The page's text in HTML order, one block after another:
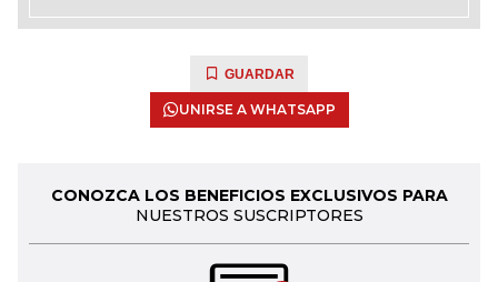
GUARDAR
UNIRSE A WHATSAPP
CONOZCA LOS BENEFICIOS EXCLUSIVOS PARA
NUESTROS SUSCRIPTORES